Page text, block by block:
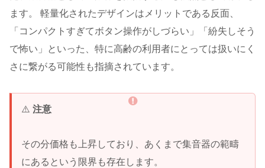
ます。 軽量化されたデザインはメリットである反面、
「コンパクトすぎてボタン操作がしづらい」「紛失しそう
で怖い」といった、特に高齢の利用者にとっては扱いにく
さに繋がる可能性も指摘されています。
⚠️ 注意
その分価格も上昇しており、あくまで集音器の範疇
にあるという限界も存在します。